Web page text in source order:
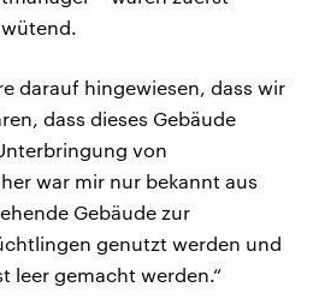
darauf hingewiesen, dass wir
dass dieses Gebäude
von
war mir nur bekannt aus
Gebäude zur
genutzt werden und
leer gemacht werden.“